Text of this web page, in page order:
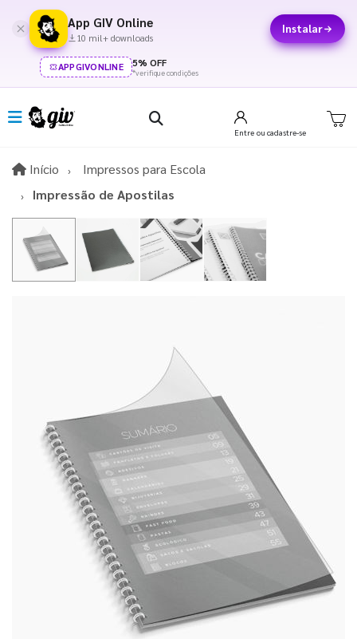
App GIV Online
10 mil+ downloads
Instalar
APPGIVONLINE 5% OFF
*verifique condições
Entre ou cadastre-se
Início InícioImpressos para Escola
Impressão de Apostilas